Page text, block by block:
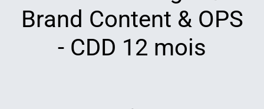
Brand Content & OPS
- CDD 12 mois